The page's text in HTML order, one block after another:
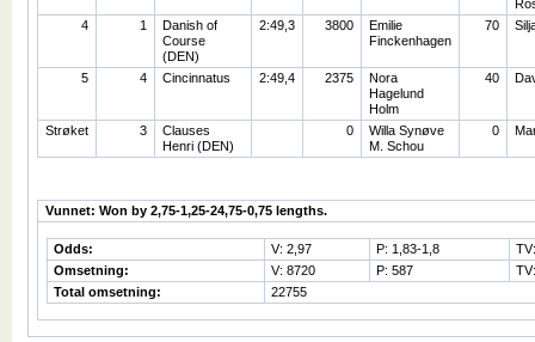
4
1
Danish of
Course
(DEN)
2:49,3 3800
Emilie
Finckenhagen
70
5 4 Cincinnatus 2:49,4 2375
Nora
Hagelund
Holm
40
Strøket 3
Clauses
Henri (DEN)
0
Willa Synøve
M. Schou
0
Vunnet: Won by 2,75-1,25-24,75-0,75 lengths.
Odds: V: 2,97 P: 1,83-1,8
Omsetning:
V: 8720 P: 587
Total omsetning:
22755